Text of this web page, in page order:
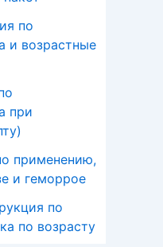
по
и возрастные
при
применению,
и геморрое
по
по возрасту